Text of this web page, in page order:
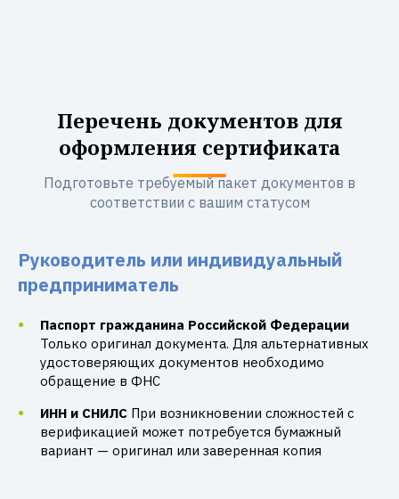
Перечень документов для
оформления сертификата
Подготовьте требуемый пакет документов в
соответствии с вашим статусом
Руководитель или индивидуальный
предприниматель
Паспорт гражданина Российской Федерации
Только оригинал документа. Для альтернативных
удостоверяющих документов необходимо
обращение в ФНС
ИНН и СНИЛС При возникновении сложностей с
верификацией может потребуется бумажный
вариант — оригинал или заверенная копия